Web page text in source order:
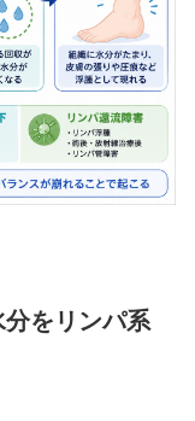
をリンパ系